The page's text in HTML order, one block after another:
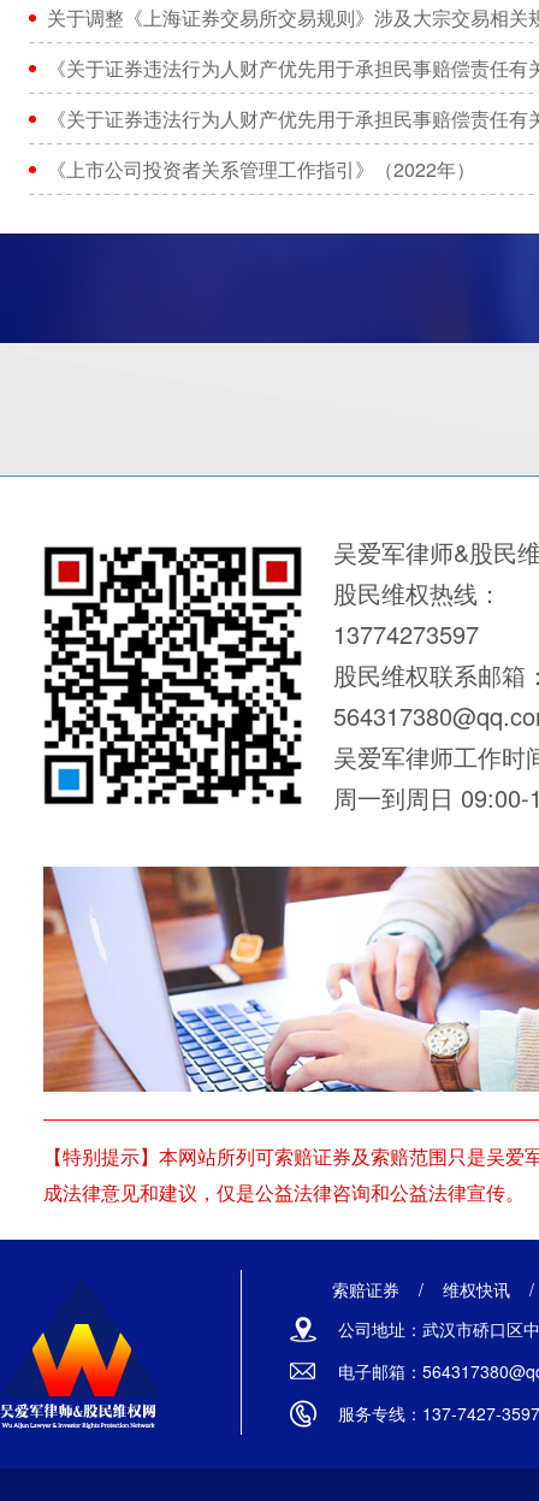
关于调整《上海证券交易所交易规则》涉及大宗交易相关
《关于证券违法行为人财产优先用于承担民事赔偿责任有
《关于证券违法行为人财产优先用于承担民事赔偿责任有
《上市公司投资者关系管理工作指引》（2022年）
吴爱军律师&股民
股民维权热线：
13774273597
股民维权联系邮箱
吴爱军律师工作时
周一到周日 09:00-
【特别提示】本网站所列可索赔证券及索赔范围只是吴
成法律意见和建议，仅是公益法律咨询和公益法律宣传。
索赔证券 / 维权快讯
公司地址：武汉市硚口区
电子邮箱：
服务专线：137-7427-3597